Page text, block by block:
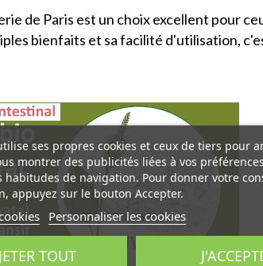
de Paris est un choix excellent pour
bienfaits et sa facilité d'utilisation,
ses propres cookies et ceux de tiers pour
montrer des publicités liées à vos
habitudes de navigation. Pour donner votre
appuyez sur le bouton Accepter.
Personnaliser les cookies
TOUT